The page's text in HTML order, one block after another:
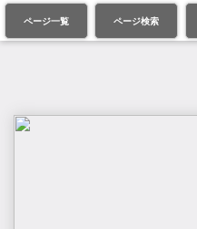
ページ一覧 ページ検索